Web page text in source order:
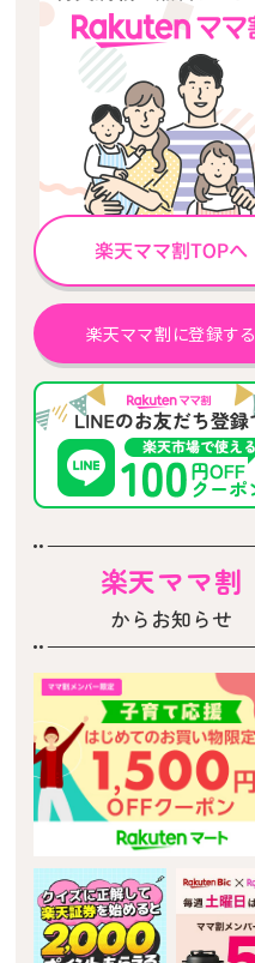
楽天ママ割に登録する
楽天ママ割
からお知らせ